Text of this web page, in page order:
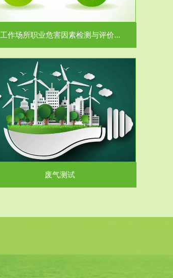
工作场所职业危害因素检测与评价...
废气测试